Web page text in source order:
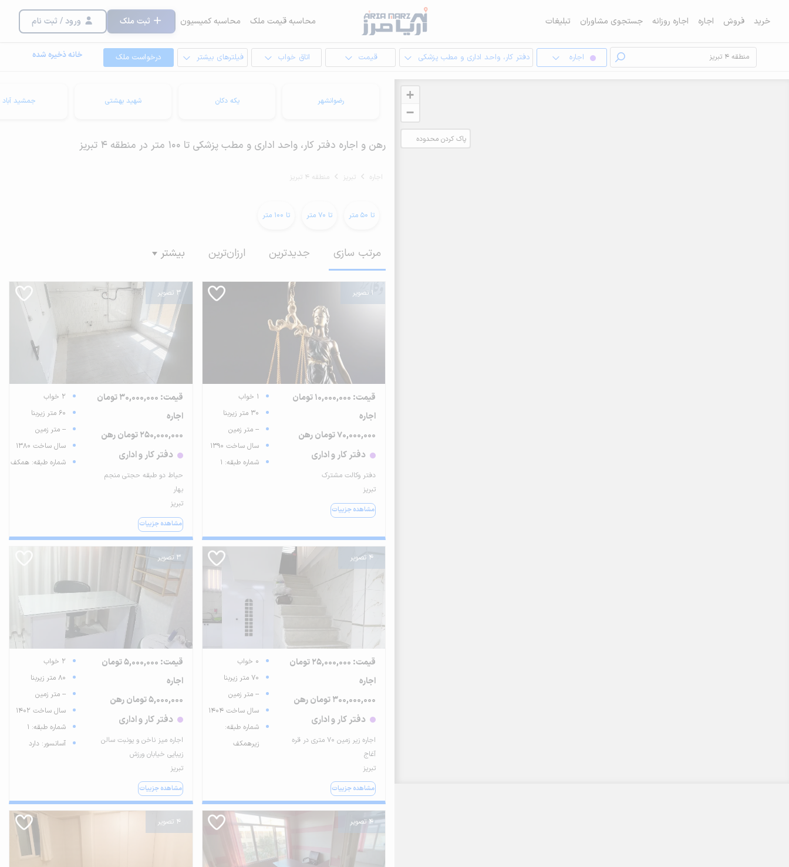
خرید فروش اجاره اجاره روزانه جستجوی مشاوران تبلیغات محاسبه قیمت ملک محاسبه کمیسیون ثبت ملک ورود / ثبت نام
اجاره دفتر کار، واحد اداری و مطب پزشکی قیمت اتاق خواب فیلترهای بیشتر درخواست ملک خانه ذخیره شده
+
−
پاک کردن محدوده
رضوانشهر یکه دکان شهید بهشتی جمشید آباد
رهن و اجاره دفتر کار، واحد اداری و مطب پزشکی تا 100 متر در منطقه 4 تبریز
اجاره تبریز منطقه 4 تبریز
تا 50 متر تا 70 متر تا 100 متر
مرتب سازی جدیدترین ارزان‌ترین بیشتر
1 تصویر
قیمت: 10,000,000 تومان
اجاره
70,000,000 تومان رهن
دفتر کار و اداری
دفتر وکالت مشترک
تبریز
مشاهده جزییات
1 خواب
30 متر زیربنا
-- متر زمین
سال ساخت 1390
شماره طبقه: 1
3 تصویر
قیمت: 30,000,000 تومان
اجاره
250,000,000 تومان رهن
دفتر کار و اداری
حیاط دو طبقه حجتی منجم
بهار
تبریز
مشاهده جزییات
2 خواب
60 متر زیربنا
-- متر زمین
سال ساخت 1380
شماره طبقه: همکف
4 تصویر
قیمت: 25,000,000 تومان
اجاره
300,000,000 تومان رهن
دفتر کار و اداری
اجاره زیر زمین ۷۰ متری در قره
آغاج
تبریز
مشاهده جزییات
0 خواب
70 متر زیربنا
-- متر زمین
سال ساخت 1404
شماره طبقه:
زیرهمکف
3 تصویر
قیمت: 5,000,000 تومان
اجاره
5,000,000 تومان رهن
دفتر کار و اداری
اجاره میز ناخن و یونبت سالن
زیبایی خیابان ورزش
تبریز
مشاهده جزییات
2 خواب
80 متر زیربنا
-- متر زمین
سال ساخت 1402
شماره طبقه: 1
آسانسور: دارد
4 تصویر 4 تصویر